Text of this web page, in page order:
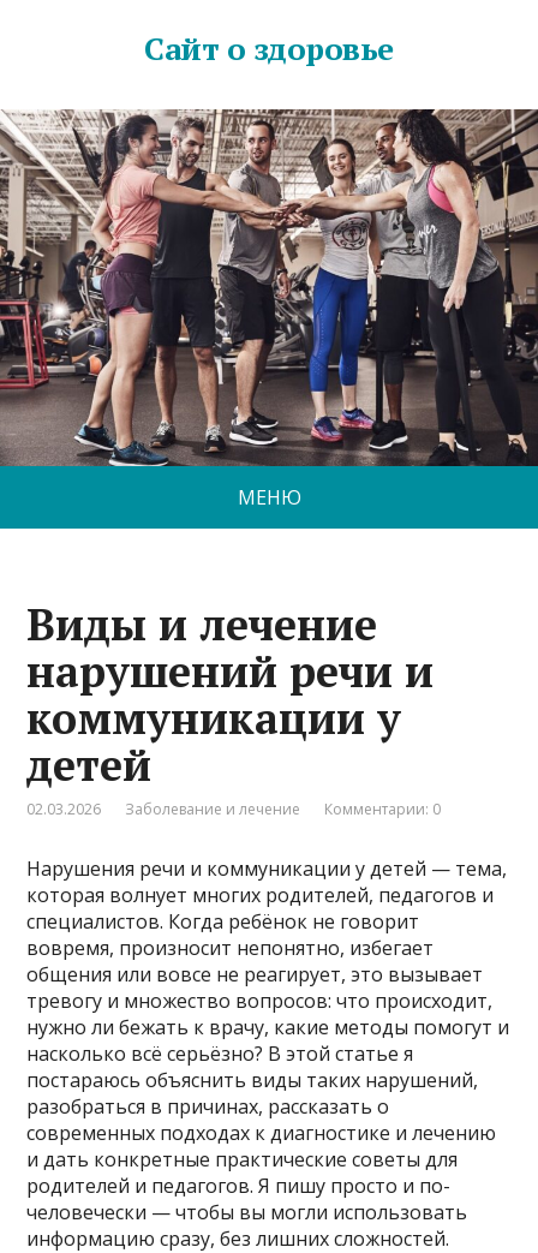
Сайт о здоровье
МЕНЮ
Виды и лечение
нарушений речи и
коммуникации у
детей
02.03.2026 Заболевание и лечение Комментарии: 0
Нарушения речи и коммуникации у детей — тема,
которая волнует многих родителей, педагогов и
специалистов. Когда ребёнок не говорит
вовремя, произносит непонятно, избегает
общения или вовсе не реагирует, это вызывает
тревогу и множество вопросов: что происходит,
нужно ли бежать к врачу, какие методы помогут и
насколько всё серьёзно? В этой статье я
постараюсь объяснить виды таких нарушений,
разобраться в причинах, рассказать о
современных подходах к диагностике и лечению
и дать конкретные практические советы для
родителей и педагогов. Я пишу просто и по-
человечески — чтобы вы могли использовать
информацию сразу, без лишних сложностей.